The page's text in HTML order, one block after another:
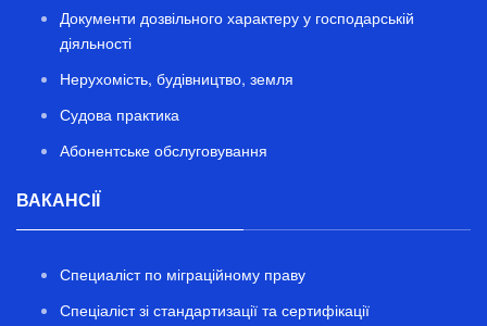
Документи дозвільного характеру у господарській
діяльності
Нерухомість, будівництво, земля
Судова практика
Абонентське обслуговування
ВАКАНСІЇ
Специаліст по міграційному праву
Спеціаліст зі стандартизації та сертифікації